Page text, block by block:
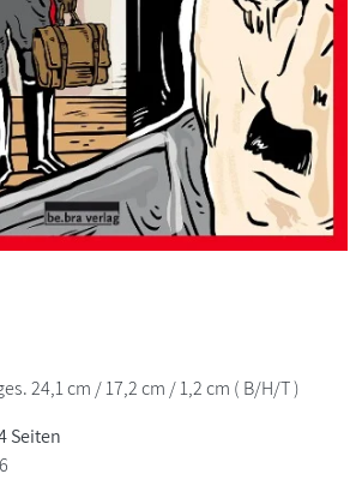
24,1 cm / 17,2 cm / 1,2 cm ( B/H/T )
Seiten